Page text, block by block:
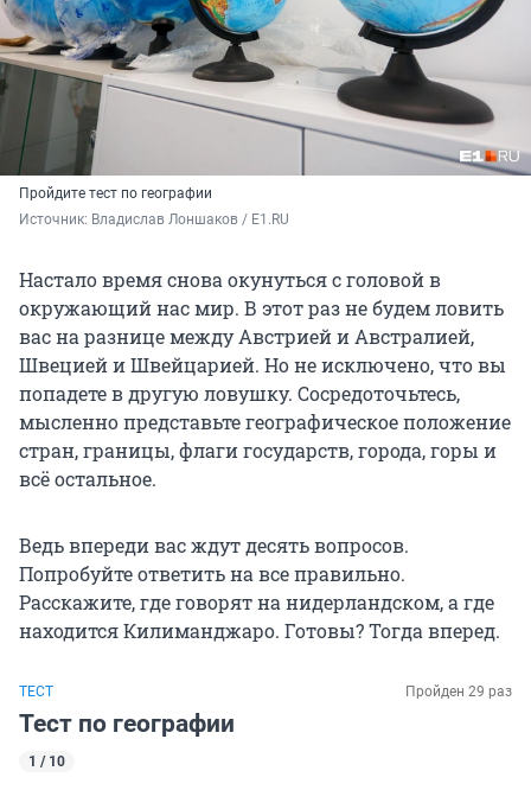
Пройдите тест по географии
Источник: Владислав Лоншаков / E1.RU
Настало время снова окунуться с головой в
окружающий нас мир. В этот раз не будем ловить
вас на разнице между Австрией и Австралией,
Швецией и Швейцарией. Но не исключено, что вы
попадете в другую ловушку. Сосредоточьтесь,
мысленно представьте географическое положение
стран, границы, флаги государств, города, горы и
всё остальное.
Ведь впереди вас ждут десять вопросов.
Попробуйте ответить на все правильно.
Расскажите, где говорят на нидерландском, а где
находится Килиманджаро. Готовы? Тогда вперед.
ТЕСТ Пройден 29 раз
Тест по географии
1 / 10